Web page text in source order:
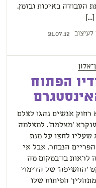
העבודה באיכות ובזמן.
לעיצוב 31.07.12
הפתוח
רחוק אנשים נהגו לצלם
'מצלמה'. למצלמה
שעליו לחצו על מנת
הנבחר. אבל אי
לראות בו־במקום מה
'החשיפה' של הדימוי
הפיתוח שלו